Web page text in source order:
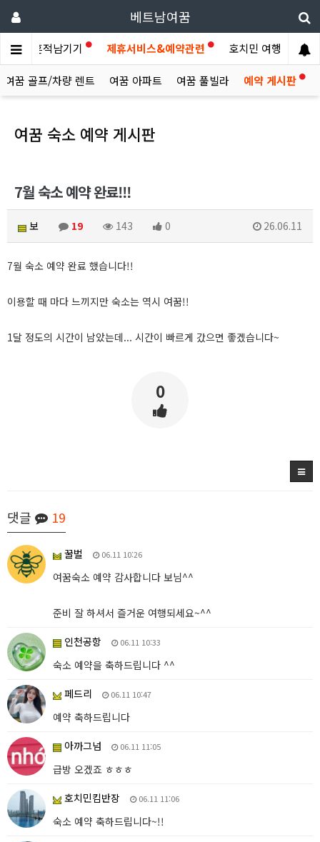
베트남여꿈
기 흔적남기기 제휴서비스&예약관련 호치민 여행후기
여꿈 골프/차량 렌트 여꿈 아파트 여꿈 풀빌라 예약 게시판
여꿈 숙소 예약 게시판
7월 숙소 예약 완료!!!
보 19 143 0 26.06.11
7월 숙소 예약 완료 했습니다!!
이용할 때 마다 느끼지만 숙소는 역시 여꿈!!
1달 정도의 시간이 남았는데... 시간이 빠르게 갔으면 좋겠습니다~
0
댓글 19
꿀벌 06.11 10:26
여꿈숙소 예약 감사합니다 보님^^
준비 잘 하셔서 즐거운 여행되세요~^^
인천공항
06.11 10:33
숙소 예약을 축하드립니다 ^^
페드리
06.11 10:47
예약 축하드립니다
아까그넘
06.11 11:05
급방 오겠죠 ㅎㅎㅎ
호치민킴반장
06.11 11:06
숙소 예약 축하드립니다~!!